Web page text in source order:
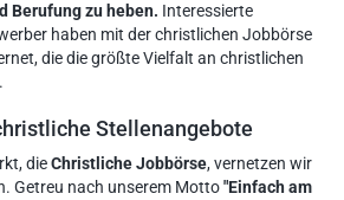
Berufung zu heben. Interessierte
haben mit der christlichen Jobbörse
die die größte Vielfalt an christlichen
Stellenangebote
dieChristliche Jobbörse, vernetzen wir
Getreu nach unserem Motto"Einfach am